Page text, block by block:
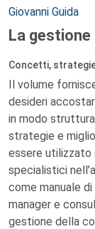
Autori:
Giovanni Guida
La gestione
Concetti,
Il volume
desideri
in modo
strategie e
essere utilizzato
specialistici
come manuale
manager e
gestione della